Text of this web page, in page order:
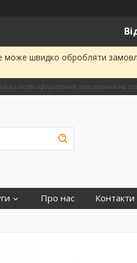
може швидко обробляти
після оформлення замовлення на
Про нас Контакти